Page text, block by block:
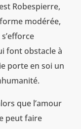
Robespierre,
modérée,
font obstacle à
porte en soi un
que l’amour
peut faire